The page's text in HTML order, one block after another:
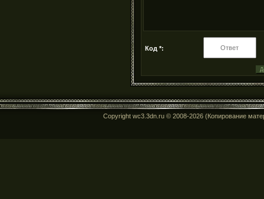
Код *:
Copyright wc3.3dn.ru © 2008-2026 (Копирование